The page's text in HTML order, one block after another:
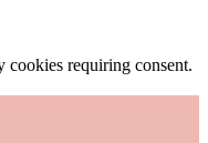
cookies requiring consent.